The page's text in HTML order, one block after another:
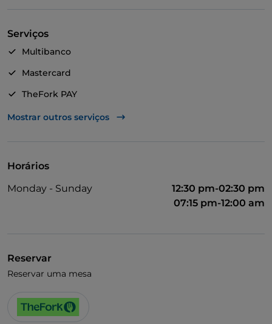
Serviços
Multibanco
Mastercard
TheFork PAY
UnionPay via TheFork PAY
Mostrar outros serviços
Horários
Monday - Sunday
12:30 pm-02:30 pm
07:15 pm-12:00 am
Reservar
Reservar uma mesa